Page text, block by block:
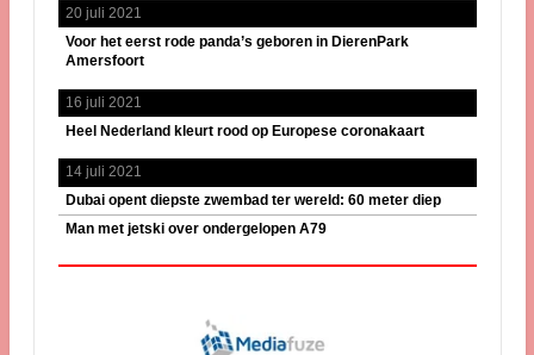
20 juli 2021
Voor het eerst rode panda’s geboren in DierenPark
Amersfoort
16 juli 2021
Heel Nederland kleurt rood op Europese coronakaart
14 juli 2021
Dubai opent diepste zwembad ter wereld: 60 meter diep
Man met jetski over ondergelopen A79